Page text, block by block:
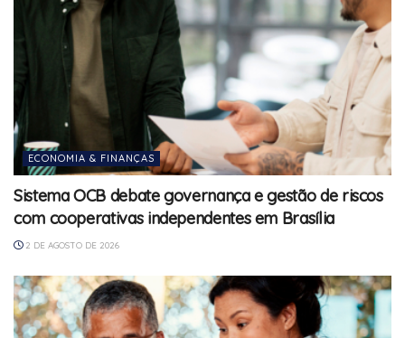
ECONOMIA & FINANÇAS
Sistema OCB debate governança e gestão de riscos
com cooperativas independentes em Brasília
2 DE AGOSTO DE 2026